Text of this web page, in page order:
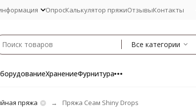
ОпросКалькулятор пряжиОтзывыКонтакты
Все категории
ХранениеФурнитура
пряжа Пряжа Сеам Shiny Drops